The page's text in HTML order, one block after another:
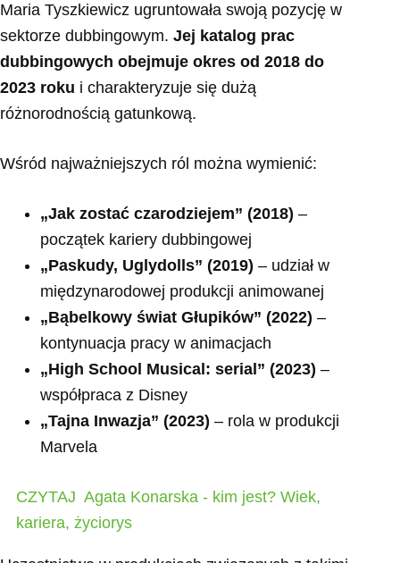
Maria Tyszkiewicz ugruntowała swoją pozycję w
sektorze dubbingowym. Jej katalog prac
dubbingowych obejmuje okres od 2018 do
2023 roku i charakteryzuje się dużą
różnorodnością gatunkową.
Wśród najważniejszych ról można wymienić:
„Jak zostać czarodziejem” (2018) –
początek kariery dubbingowej
„Paskudy, Uglydolls” (2019) – udział w
międzynarodowej produkcji animowanej
„Bąbelkowy świat Głupików” (2022) –
kontynuacja pracy w animacjach
„High School Musical: serial” (2023) –
współpraca z Disney
„Tajna Inwazja” (2023) – rola w produkcji
Marvela
CZYTAJ Agata Konarska - kim jest? Wiek,
kariera, życiorys